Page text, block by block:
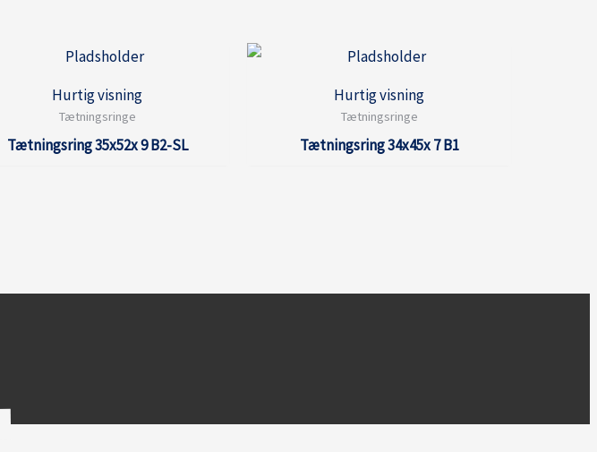
Hurtig visning
Tætningsringe
Tætningsring 35x52x 9 B2-SL
Hurtig visning
Tætningsringe
Tætningsring 34x45x 7 B1